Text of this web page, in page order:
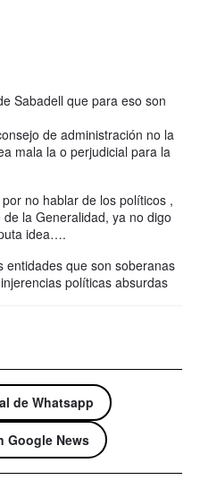
Sabadell que para eso son
de administración no la
mala la o perjudicial para la
no hablar de los políticos ,
la Generalidad, ya no digo
idea….
entidades que son soberanas
políticas absurdas
de Whatsapp
Google News